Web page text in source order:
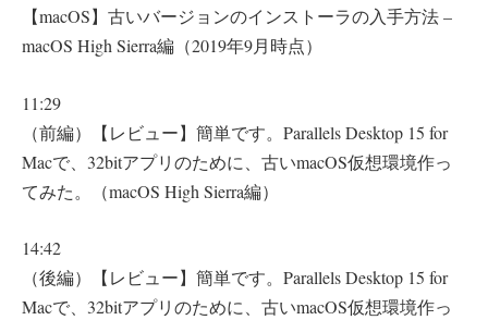
【macOS】古いバージョンのインストーラの入手方法 –
macOS High Sierra編（2019年9月時点）
11:29
（前編）【レビュー】簡単です。Parallels Desktop 15 for
Macで、32bitアプリのために、古いmacOS仮想環境作っ
てみた。（macOS High Sierra編）
14:42
（後編）【レビュー】簡単です。Parallels Desktop 15 for
Macで、32bitアプリのために、古いmacOS仮想環境作っ